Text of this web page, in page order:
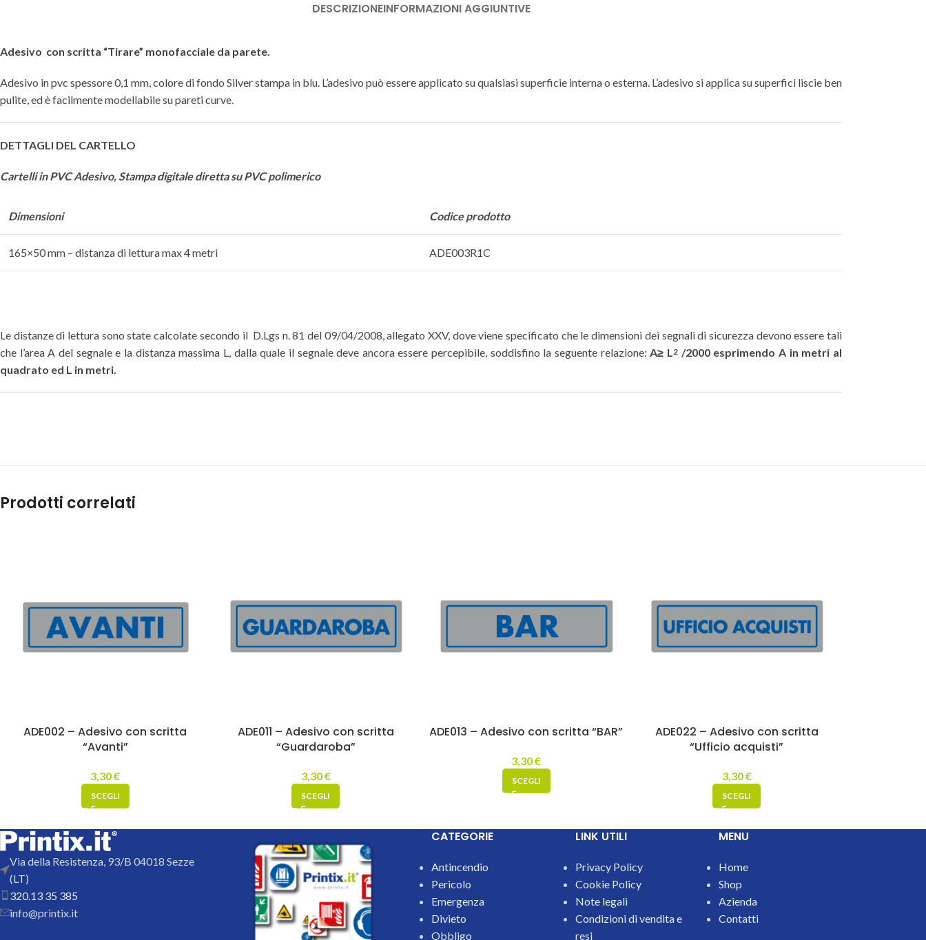
DESCRIZIONEINFORMAZIONI AGGIUNTIVE
Adesivo con scritta “Tirare” monofacciale da parete.
Adesivo in pvc spessore 0,1 mm, colore di fondo Silver stampa in blu. L’adesivo può essere applicato su qualsiasi superficie interna o esterna. L’adesivo si applica su superfici liscie ben
pulite, ed è facilmente modellabile su pareti curve.
DETTAGLI DEL CARTELLO
Cartelli in PVC Adesivo,Stampa digitale diretta su PVC polimerico
Dimensioni Codice prodotto
165×50 mm – distanza di lettura max 4 metri ADE003R1C
Le distanze di lettura sono state calcolate secondo il D.Lgs n. 81 del 09/04/2008, allegato XXV, dove viene specificato che le dimensioni dei segnali di sicurezza devono essere tali
che l’area A del segnale e la distanza massima L, dalla quale il segnale deve ancora essere percepibile, soddisfino la seguente relazione:A≥ L2 /2000 esprimendo A in metri al
quadrato ed L in metri.
Prodotti correlati
ADE002 – Adesivo con scritta
“Avanti”
3,30€
SCEGLI
ADE011 – Adesivo con scritta
“Guardaroba”
3,30€
SCEGLI
ADE013 – Adesivo con scritta “BAR”
3,30€
SCEGLI
ADE022 – Adesivo con scritta
“Ufficio acquisti”
3,30€
SCEGLI
Via della Resistenza, 93/B 04018 Sezze
(LT)
320.13 35 385
info@printix.it
CATEGORIE
Antincendio
Pericolo
Emergenza
Divieto
Obbligo
LINK UTILI
Privacy Policy
Cookie Policy
Note legali
Condizioni di vendita e
resi
MENU
Home
Shop
Azienda
Contatti